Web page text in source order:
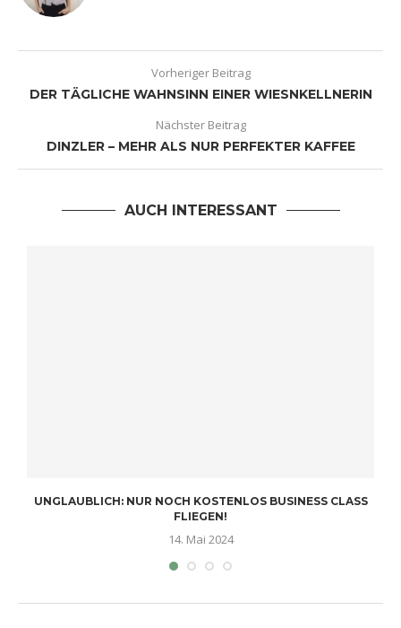
Vorheriger Beitrag
DER TÄGLICHE WAHNSINN EINER WIESNKELLNERIN
Nächster Beitrag
DINZLER – MEHR ALS NUR PERFEKTER KAFFEE
AUCH INTERESSANT
UNGLAUBLICH: NUR NOCH KOSTENLOS BUSINESS CLASS
FLIEGEN!
14. Mai 2024